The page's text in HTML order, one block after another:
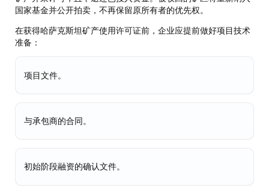
国家基金并公开拍卖，不再保留原所有者的优先权。
在获得哈萨克斯坦矿产使用许可证前，企业应提前做好项目技术
准备：
项目文件。
与承包商的合同。
初始阶段融资的确认文件。